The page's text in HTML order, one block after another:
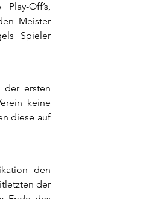
Off’s,
Meister
Spieler
der ersten
keine
diese auf
den
der